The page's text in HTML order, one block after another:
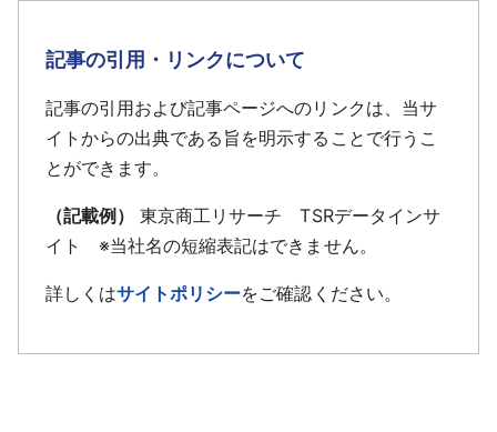
記事の引用・リンクについて
記事の引用および記事ページへのリンクは、当サ
イトからの出典である旨を明示することで行うこ
とができます。
（記載例）
東京商工リサーチ TSRデータインサ
イト ※当社名の短縮表記はできません。
詳しくはサイトポリシーをご確認ください。